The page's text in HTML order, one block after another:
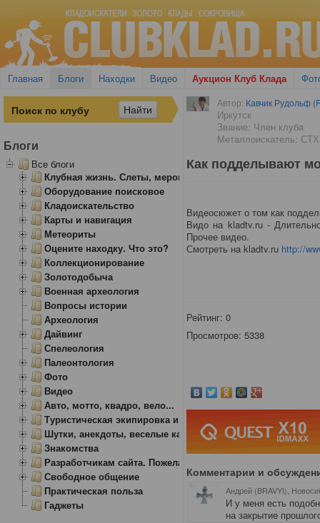
Главная Блоги Находки Видео Аукцион Клуб Клада
Автор: Кавчик Рудольф
Иркутск
Звание: Член клуба
Металлоискатель:
Как подделывают
Видеосюжет о том как
Видо на kladtv.ru -
Прочее видео.
Смотреть на kladtv.ru http://
Рейтинг:0
Просмотров: 5338
Комментарии и
Андрей (BRAVYI),
И у меня есть
на закрытие
Блоги
Все блоги
Клубная жизнь. Слеты, мероприятия
Оборудование поисковое
Кладоискательство
Карты и навигация
Метеориты
Оцените находку. Что это?
Коллекционирование
Золотодобыча
Военная археология
Вопросы истории
Археология
Дайвинг
Спелеология
Палеонтология
Фото
Видео
Авто, мотто, квадро, вело...
Туристическая экипировка и снаряжение
Шутки, анекдоты, веселые картинки
Знакомства
Разработчикам сайта. Пожелания, замечания.
Свободное общение
Практическая польза
Гаджеты